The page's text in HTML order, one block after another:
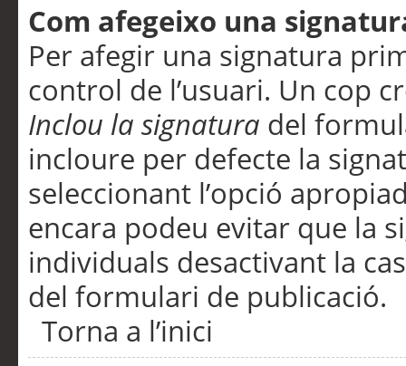
Com afegeixo una
Per afegir una signatura
control de l’usuari. Un cop
Inclou la signatura del
incloure per defecte la
seleccionant l’opció
encara podeu evitar que la
individuals desactivant la
del formulari de publicació.
Torna a l’inici